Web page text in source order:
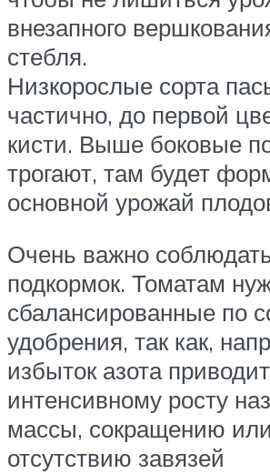
внезапного
стебля.
Низкорослые сорта
частично, до первой
кисти. Выше боковые
трогают, там будет
основной урожай
Очень важно
подкормок. Томатам
сбалансированные по
удобрения, так как,
избыток азота
интенсивному росту
массы, сокращению или
отсутствию завязей